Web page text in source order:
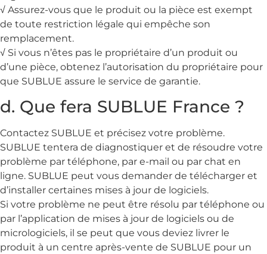
√ Assurez-vous que le produit ou la pièce est exempt
de toute restriction légale qui empêche son
remplacement.
√ Si vous n’êtes pas le propriétaire d’un produit ou
d’une pièce, obtenez l’autorisation du propriétaire pour
que SUBLUE assure le service de garantie.
d. Que fera SUBLUE France ?
Contactez SUBLUE et précisez votre problème.
SUBLUE tentera de diagnostiquer et de résoudre votre
problème par téléphone, par e-mail ou par chat en
ligne. SUBLUE peut vous demander de télécharger et
d’installer certaines mises à jour de logiciels.
Si votre problème ne peut être résolu par téléphone ou
par l’application de mises à jour de logiciels ou de
micrologiciels, il se peut que vous deviez livrer le
produit à un centre après-vente de SUBLUE pour un